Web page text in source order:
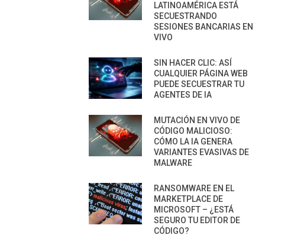
LATINOAMÉRICA ESTÁ
SECUESTRANDO
SESIONES BANCARIAS EN
VIVO
SIN HACER CLIC: ASÍ
CUALQUIER PÁGINA WEB
PUEDE SECUESTRAR TU
AGENTES DE IA
MUTACIÓN EN VIVO DE
CÓDIGO MALICIOSO:
CÓMO LA IA GENERA
VARIANTES EVASIVAS DE
MALWARE
RANSOMWARE EN EL
MARKETPLACE DE
MICROSOFT – ¿ESTÁ
SEGURO TU EDITOR DE
CÓDIGO?